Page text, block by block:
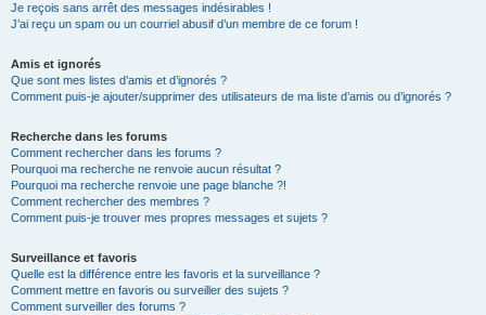
Je reçois sans arrêt des messages indésirables !
J’ai reçu un spam ou un courriel abusif d’un membre de ce forum !
Amis et ignorés
Que sont mes listes d’amis et d’ignorés ?
Comment puis-je ajouter/supprimer des utilisateurs de ma liste d’amis ou d’ignorés ?
Recherche dans les forums
Comment rechercher dans les forums ?
Pourquoi ma recherche ne renvoie aucun résultat ?
Pourquoi ma recherche renvoie une page blanche ?!
Comment rechercher des membres ?
Comment puis-je trouver mes propres messages et sujets ?
Surveillance et favoris
Quelle est la différence entre les favoris et la surveillance ?
Comment mettre en favoris ou surveiller des sujets ?
Comment surveiller des forums ?